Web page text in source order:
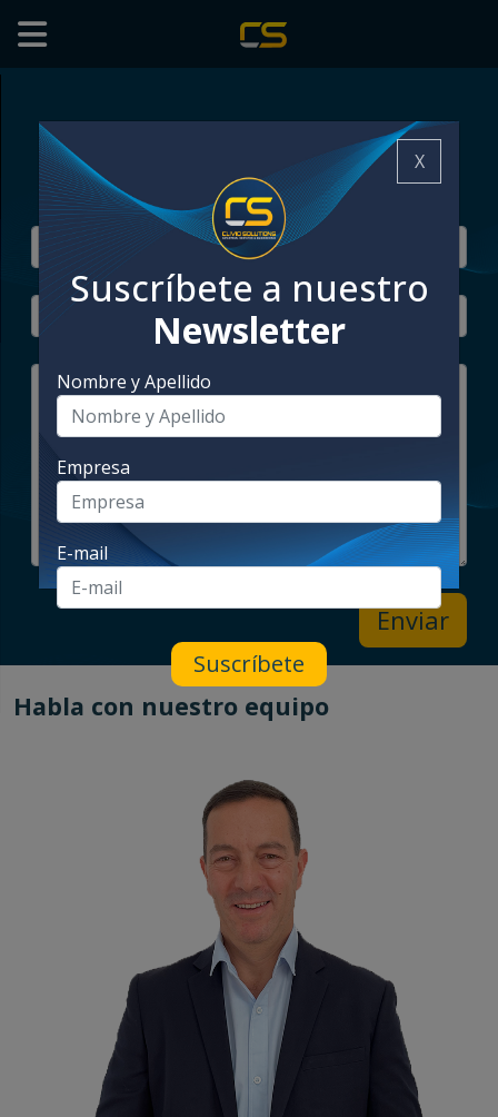
Déjanos tu consulta
Enviar
Habla con nuestro equipo
X
Suscríbete a nuestro
Newsletter
Nombre y Apellido
Empresa
E-mail
Suscríbete